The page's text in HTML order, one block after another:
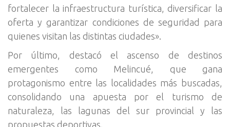
fortalecer la infraestructura turística, diversificar la
oferta y garantizar condiciones de seguridad para
quienes visitan las distintas ciudades».
Por último, destacó el ascenso de destinos
emergentes como Melincué, que gana
protagonismo entre las localidades más buscadas,
consolidando una apuesta por el turismo de
naturaleza, las lagunas del sur provincial y las
propuestas deportivas.